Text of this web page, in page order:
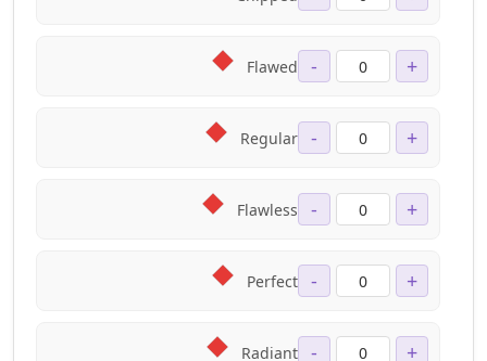
Flawed - +
Regular - +
Flawless - +
Perfect - +
Radiant - +